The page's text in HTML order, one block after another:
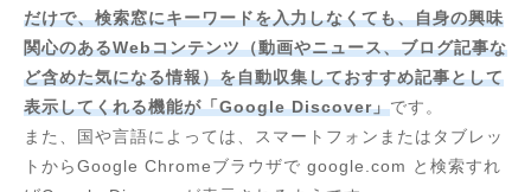
だけで、検索窓にキーワードを入力しなくても、自身の興味
関心のあるWebコンテンツ（動画やニュース、ブログ記事な
ど含めた気になる情報）を自動収集しておすすめ記事として
表示してくれる機能が「Google Discover」です。
また、国や言語によっては、スマートフォンまたはタブレッ
トからGoogle Chromeブラウザで google.com と検索すれ